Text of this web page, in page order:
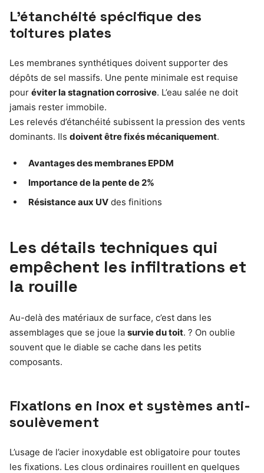
L’étanchéité spécifique des
toitures plates
Les membranes synthétiques doivent supporter des
dépôts de sel massifs. Une pente minimale est requise
pour éviter la stagnation corrosive. L’eau salée ne doit
jamais rester immobile.
Les relevés d’étanchéité subissent la pression des vents
dominants. Ils doivent être fixés mécaniquement.
Avantages des membranes EPDM
Importance de la pente de 2%
Résistance aux UV des finitions
Les détails techniques qui
empêchent les infiltrations et
la rouille
Au-delà des matériaux de surface, c’est dans les
assemblages que se joue la survie du toit. ? On oublie
souvent que le diable se cache dans les petits
composants.
Fixations en inox et systèmes anti-
soulèvement
L’usage de l’acier inoxydable est obligatoire pour toutes
les fixations. Les clous ordinaires rouillent en quelques